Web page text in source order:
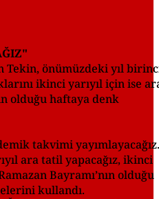
Tekin, önümüzdeki yıl
ikinci yarıyıl için ise
olduğu haftaya denk
takvimi yayımlayacağız.
ara tatil yapacağız, ikinci
Bayramı’nın olduğu
kullandı.